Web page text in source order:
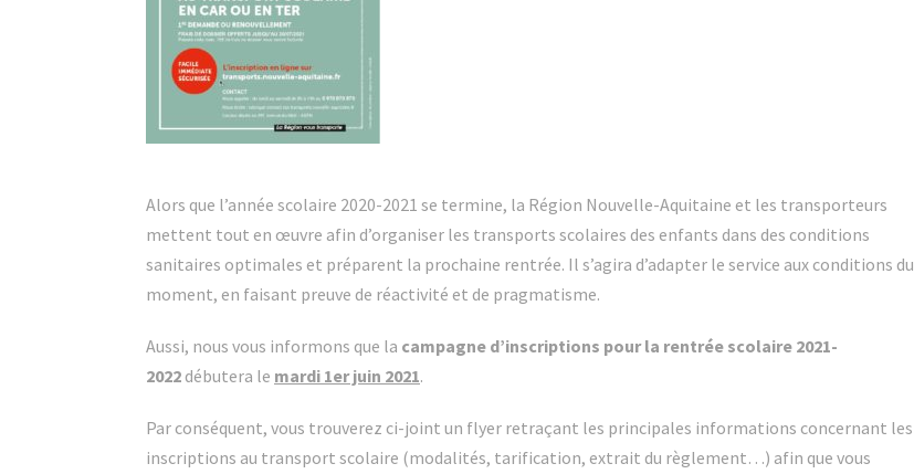
Alors que l’année scolaire 2020-2021 se termine, la Région Nouvelle-Aquitaine et les transporteurs
mettent tout en œuvre afin d’organiser les transports scolaires des enfants dans des conditions
sanitaires optimales et préparent la prochaine rentrée. Il s’agira d’adapter le service aux conditions du
moment, en faisant preuve de réactivité et de pragmatisme.
Aussi, nous vous informons que la campagne d’inscriptions pour la rentrée scolaire 2021-
2022 débutera le mardi 1er juin 2021.
Par conséquent, vous trouverez ci-joint un flyer retraçant les principales informations concernant les
inscriptions au transport scolaire (modalités, tarification, extrait du règlement…) afin que vous